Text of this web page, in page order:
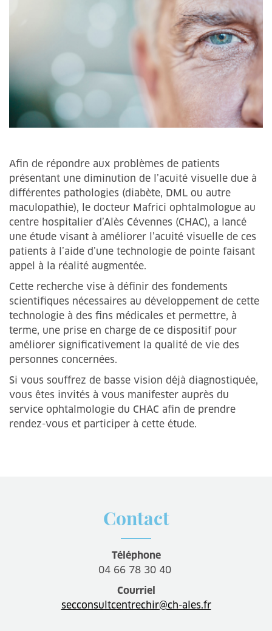
Afin de répondre aux problèmes de patients
présentant une diminution de l’acuité visuelle due à
différentes pathologies (diabète, DML ou autre
maculopathie), le docteur Mafrici ophtalmologue au
centre hospitalier d’Alès Cévennes (CHAC), a lancé
une étude visant à améliorer l’acuité visuelle de ces
patients à l’aide d’une technologie de pointe faisant
appel à la réalité augmentée.
Cette recherche vise à définir des fondements
scientifiques nécessaires au développement de cette
technologie à des fins médicales et permettre, à
terme, une prise en charge de ce dispositif pour
améliorer significativement la qualité de vie des
personnes concernées.
Si vous souffrez de basse vision déjà diagnostiquée,
vous êtes invités à vous manifester auprès du
service ophtalmologie du CHAC afin de prendre
rendez-vous et participer à cette étude.
Contact
Téléphone
04 66 78 30 40
Courriel
secconsultcentrechir@ch-ales.fr